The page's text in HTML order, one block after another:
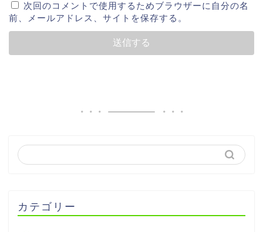
次回のコメントで使用するためブラウザーに自分の名
前、メールアドレス、サイトを保存する。
カテゴリー